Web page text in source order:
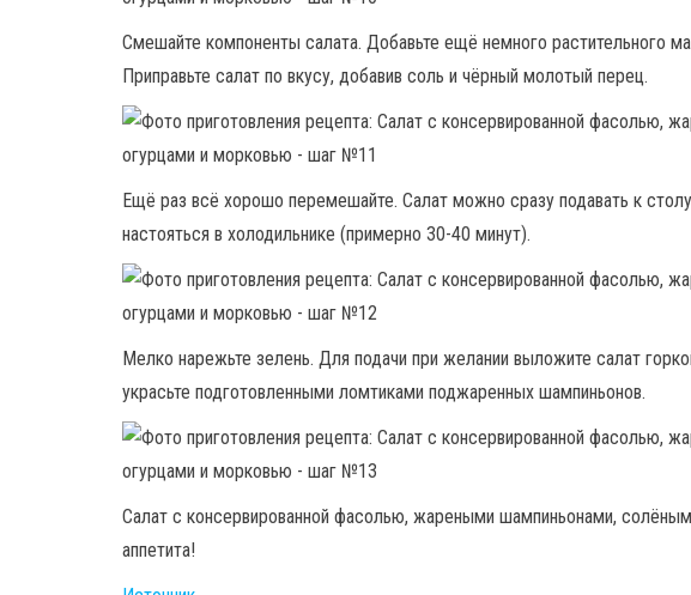
Смешайте компоненты салата. Добавьте ещё немного растительного
Приправьте салат по вкусу, добавив соль и чёрный молотый перец.
Ещё раз всё хорошо перемешайте. Салат можно сразу подавать к
настояться в холодильнике (примерно 30-40 минут).
Мелко нарежьте зелень. Для подачи при желании выложите салат
украсьте подготовленными ломтиками поджаренных шампиньонов.
Салат с консервированной фасолью, жареными шампиньонами,
аппетита!